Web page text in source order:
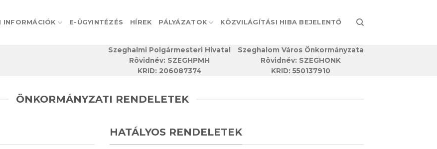
INFORMÁCIÓK E-ÜGYINTÉZÉS HÍREK PÁLYÁZATOK KÖZVILÁGÍTÁSI HIBA BEJELENTŐ
Szeghalmi Polgármesteri Hivatal
Rövidnév: SZEGHPMH
KRID: 206087374
Szeghalom Város Önkormányzata
Rövidnév: SZEGHONK
KRID: 550137910
ÖNKORMÁNYZATI RENDELETEK
HATÁLYOS RENDELETEK